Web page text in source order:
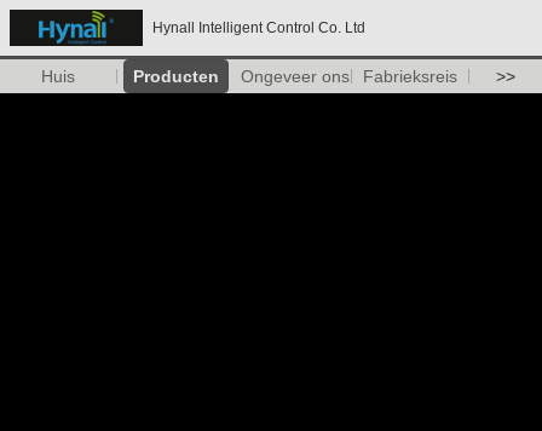
Hynall Intelligent Control Co. Ltd
Huis Producten Ongeveer ons Fabrieksreis >>